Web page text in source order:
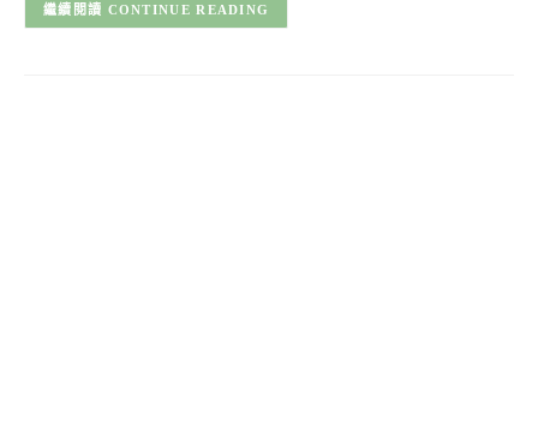
CONTINUE READING